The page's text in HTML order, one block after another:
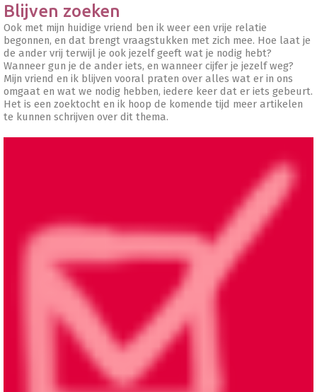
Blijven zoeken
Ook met mijn huidige vriend ben ik weer een vrije relatie
begonnen, en dat brengt vraagstukken met zich mee. Hoe laat je
de ander vrij terwijl je ook jezelf geeft wat je nodig hebt?
Wanneer gun je de ander iets, en wanneer cijfer je jezelf weg?
Mijn vriend en ik blijven vooral praten over alles wat er in ons
omgaat en wat we nodig hebben, iedere keer dat er iets gebeurt.
Het is een zoektocht en ik hoop de komende tijd meer artikelen
te kunnen schrijven over dit thema.